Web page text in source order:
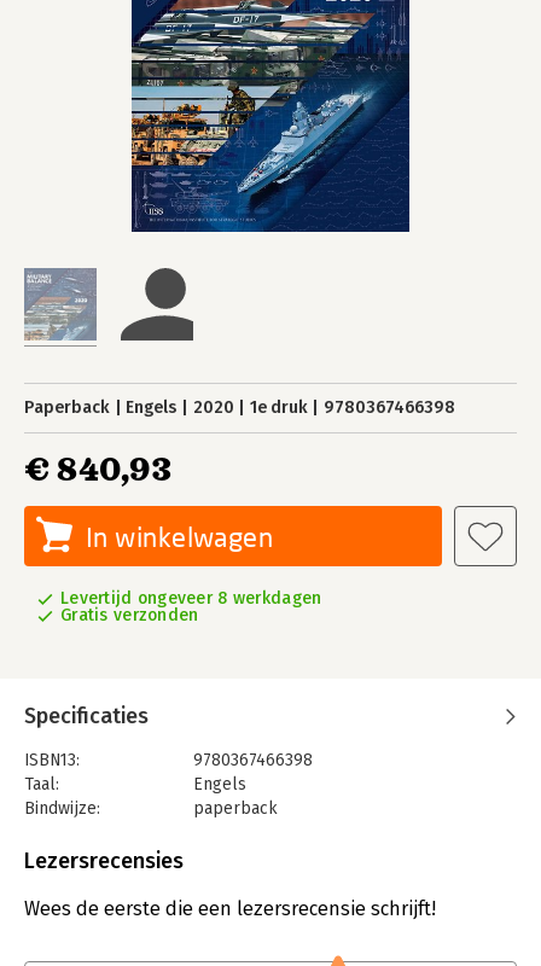
Paperback Engels 2020 1e druk 9780367466398
€ 840,93
In winkelwagen
Levertijd ongeveer 8 werkdagen
Gratis verzonden
Specificaties
ISBN13:
9780367466398
Taal:
Engels
Bindwijze:
paperback
Uitgever:
Verschijningsdatum:
14-2-2020
Lezersrecensies
Wees de eerste die een lezersrecensie schrijft!